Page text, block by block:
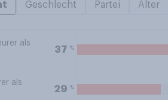
Geschlecht Partei Alter
als
37 %
als
29 %